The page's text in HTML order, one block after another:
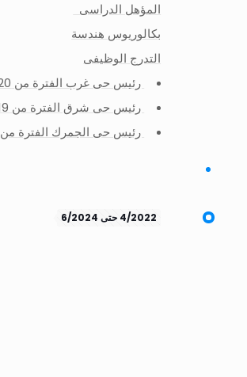
المؤهل الدراسى
بكالوريوس هندسة
التدرج الوظيفى
رئيس حى غرب الفترة من 10/6/2020 حتى تاريخه
رئيس حى شرق الفترة من 15/10/2019 الى 10/6/2020
رئيس حى الجمرك الفترة من 4/11/2018 الى 15/10/2019
4/2022 حتى 6/2024